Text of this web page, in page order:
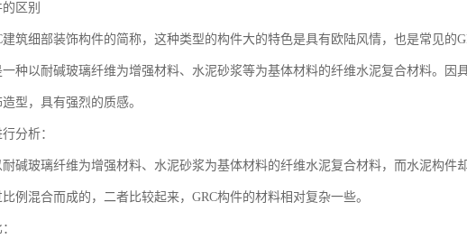
区别
细部装饰构件的简称，这种类型的构件大的特色是具有欧陆风情，也是常见的
一种以耐碱玻璃纤维为增强材料、水泥砂浆等为基体材料的纤维水泥复合材料。因
型，具有强烈的质感。
分析：
玻璃纤维为增强材料、水泥砂浆为基体材料的纤维水泥复合材料，而水泥构件
例混合而成的，二者比较起来，GRC构件的材料相对复杂一些。